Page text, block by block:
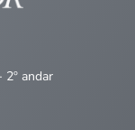
2º andar